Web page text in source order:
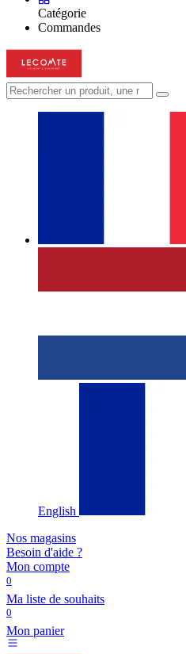
Catégorie
Commandes
English
Nos magasins
Besoin d'aide ?
Mon compte
0
Ma liste de souhaits
0
Mon panier